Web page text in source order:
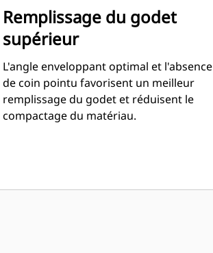
Remplissage du godet
supérieur
L'angle enveloppant optimal et l'absence
de coin pointu favorisent un meilleur
remplissage du godet et réduisent le
compactage du matériau.